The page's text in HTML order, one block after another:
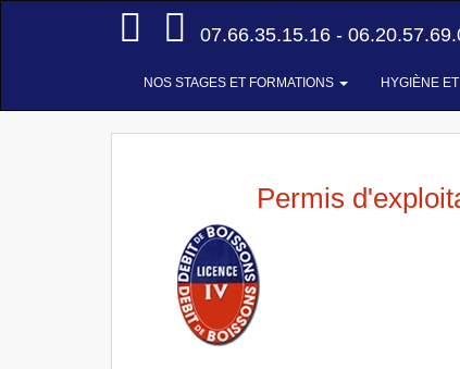
Accueil
07.66.35.15.16 -
NOS STAGES ET FORMATIONS HYGIÈNE
Permis